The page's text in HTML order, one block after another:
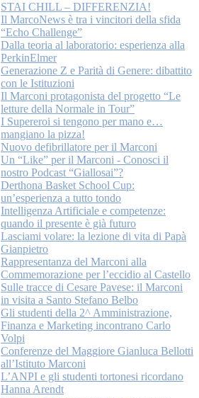
STAI CHILL – DIFFERENZIA!
Il MarcoNews è tra i vincitori della sfida
“Echo Challenge”
Dalla teoria al laboratorio: esperienza alla
PerkinElmer
Generazione Z e Parità di Genere: dibattito
con le Istituzioni
Il Marconi protagonista del progetto “Le
letture della Normale in Tour”
I Supereroi si tengono per mano e…
mangiano la pizza!
Nuovo defibrillatore per il Marconi
Un “Like” per il Marconi - Conosci il
nostro Podcast “Giallosai”?
Derthona Basket School Cup:
un’esperienza a tutto tondo
Intelligenza Artificiale e competenze:
quando il presente è già futuro
Lasciami volare: la lezione di vita di Papà
Gianpietro
Rappresentanza del Marconi alla
Commemorazione per l’eccidio al Castello
Sulle tracce di Cesare Pavese: il Marconi
in visita a Santo Stefano Belbo
Gli studenti della 2^ Amministrazione,
Finanza e Marketing incontrano Carlo
Volpi
Conferenze del Maggiore Gianluca Bellotti
all’Istituto Marconi
L’ANPI e gli studenti tortonesi ricordano
Hanna Arendt